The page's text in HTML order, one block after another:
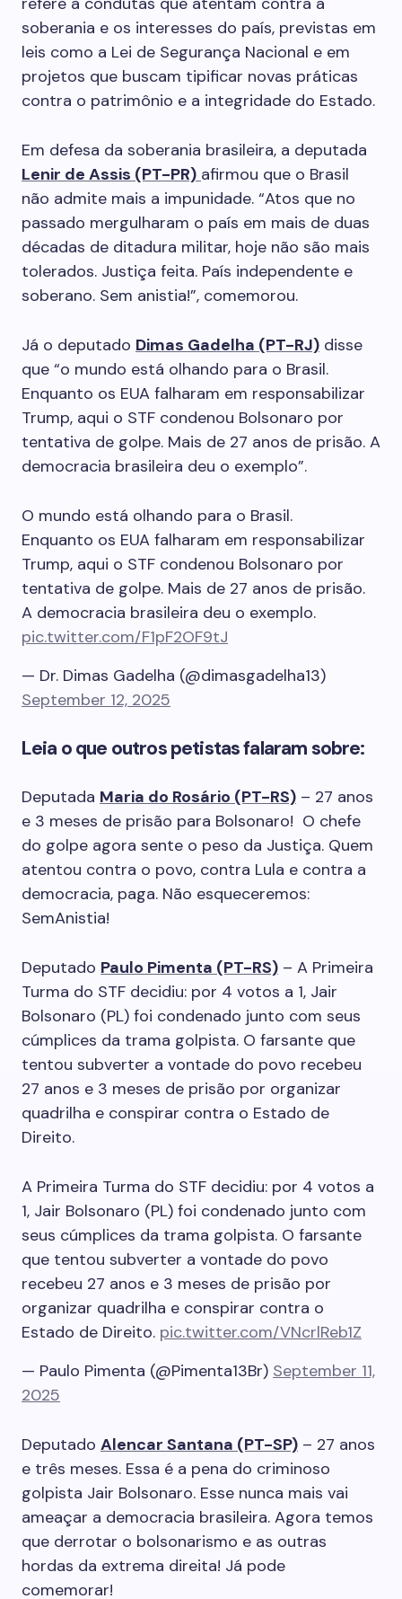
soberania e os interesses do país, previstas em
leis como a Lei de Segurança Nacional e em
projetos que buscam tipificar novas práticas
contra o patrimônio e a integridade do Estado.
Em defesa da soberania brasileira, a deputada
Lenir de Assis (PT-PR) afirmou que o Brasil
não admite mais a impunidade. “Atos que no
passado mergulharam o país em mais de duas
décadas de ditadura militar, hoje não são mais
tolerados. Justiça feita. País independente e
soberano. Sem anistia!”, comemorou.
Já o deputado Dimas Gadelha (PT-RJ) disse
que “o mundo está olhando para o Brasil.
Enquanto os EUA falharam em responsabilizar
Trump, aqui o STF condenou Bolsonaro por
tentativa de golpe. Mais de 27 anos de prisão. A
democracia brasileira deu o exemplo”.
O mundo está olhando para o Brasil.
Enquanto os EUA falharam em responsabilizar
Trump, aqui o STF condenou Bolsonaro por
tentativa de golpe. Mais de 27 anos de prisão.
A democracia brasileira deu o exemplo.
pic.twitter.com/F1pF2OF9tJ
— Dr. Dimas Gadelha (@dimasgadelha13)
September 12, 2025
Leia o que outros petistas falaram sobre:
Deputada Maria do Rosário (PT-RS) – 27 anos
e 3 meses de prisão para Bolsonaro! O chefe
do golpe agora sente o peso da Justiça. Quem
atentou contra o povo, contra Lula e contra a
democracia, paga. Não esqueceremos:
SemAnistia!
Deputado Paulo Pimenta (PT-RS) – A Primeira
Turma do STF decidiu: por 4 votos a 1, Jair
Bolsonaro (PL) foi condenado junto com seus
cúmplices da trama golpista. O farsante que
tentou subverter a vontade do povo recebeu
27 anos e 3 meses de prisão por organizar
quadrilha e conspirar contra o Estado de
Direito.
A Primeira Turma do STF decidiu: por 4 votos a
1, Jair Bolsonaro (PL) foi condenado junto com
seus cúmplices da trama golpista. O farsante
que tentou subverter a vontade do povo
recebeu 27 anos e 3 meses de prisão por
organizar quadrilha e conspirar contra o
Estado de Direito. pic.twitter.com/VNcrlReb1Z
— Paulo Pimenta (@Pimenta13Br) September 11,
2025
Deputado Alencar Santana (PT-SP) – 27 anos
e três meses. Essa é a pena do criminoso
golpista Jair Bolsonaro. Esse nunca mais vai
ameaçar a democracia brasileira. Agora temos
que derrotar o bolsonarismo e as outras
hordas da extrema direita! Já pode
comemorar!